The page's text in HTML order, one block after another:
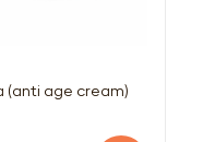
(anti age cream)